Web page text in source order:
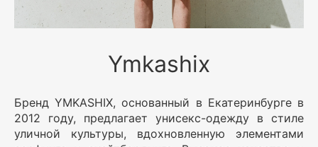
Ymkashix
Бренд YMKASHIX, основанный в Екатеринбурге в
2012 году, предлагает унисекс-одежду в стиле
уличной культуры, вдохновленную элементами